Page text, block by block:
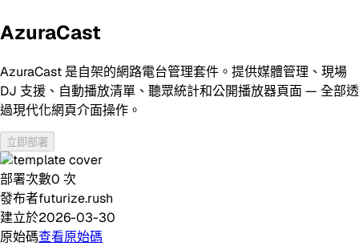
AzuraCast
AzuraCast 是自架的網路電台管理套件。提供媒體管理、現場
DJ 支援、自動播放清單、聽眾統計和公開播放器頁面 — 全部透
過現代化網頁介面操作。
立即部署
部署次數0 次
發布者futurize.rush
建立於2026-03-30
原始碼查看原始碼